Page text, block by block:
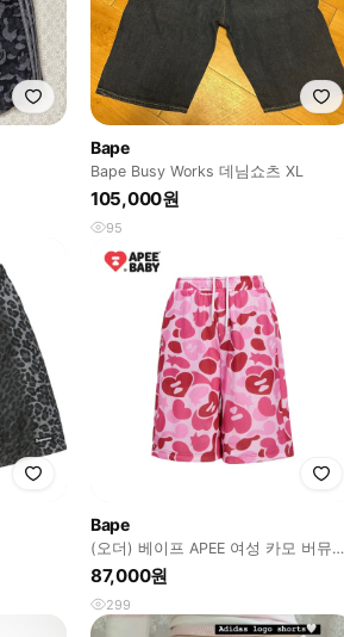
Bape
Bape Busy Works 데님쇼츠 XL
105,000원
95
Bape
(오더) 베이프 APEE 여성 카모 버뮤다
팬츠 PINK 핑크 XS
87,000원
299